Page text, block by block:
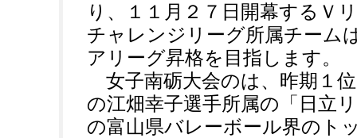
り、１１月２７日開幕するＶ
チャレンジリーグ所属チーム
アリーグ昇格を目指します。
女子南砺大会のは、昨期１
の江畑幸子選手所属の「日立
の富山県バレーボール界のト